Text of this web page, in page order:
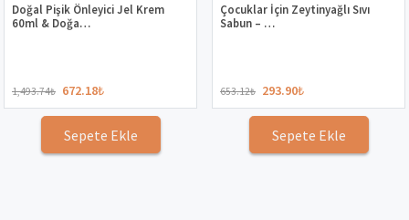
Doğal Pişik Önleyici Jel Krem
60ml & Doğa…
1,493.74₺ 672.18₺
Sepete Ekle
Çocuklar İçin Zeytinyağlı Sıvı
Sabun – …
653.12₺ 293.90₺
Sepete Ekle